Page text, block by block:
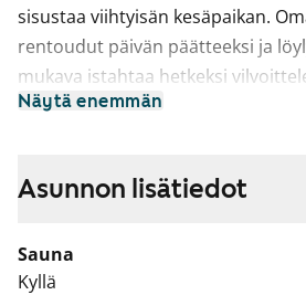
sisustaa viihtyisän kesäpaikan.
rentoudut päivän päätteeksi ja
mukava istahtaa hetkeksi
on sopivasti.
päivittäisiin toimiin.
Näytä enemmän
Asunnon lisätiedot
Sauna
Kyllä